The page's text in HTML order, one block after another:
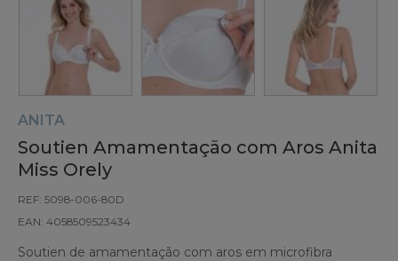
ANITA
Soutien Amamentação com Aros Anita
Miss Orely
REF: 5098-006-80D
EAN: 4058509523434
Soutien de amamentação com aros em microfibra